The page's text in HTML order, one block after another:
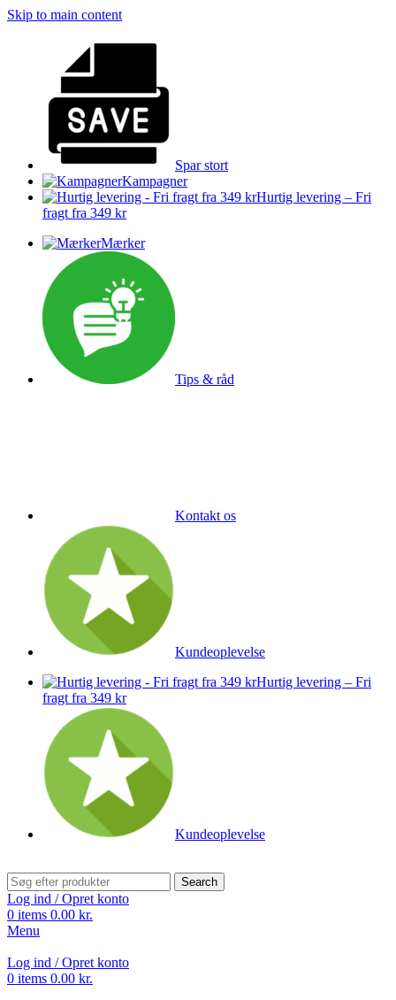
Skip to main content
Spar stort
Kampagner
Hurtig levering – Fri
fragt fra 349 kr
Mærker
Tips & råd
Kontakt os
Kundeoplevelse
Hurtig levering – Fri
fragt fra 349 kr
Kundeoplevelse
Search
Log ind / Opret konto
0 items 0.00 kr.
Menu
Log ind / Opret konto
0 items 0.00 kr.